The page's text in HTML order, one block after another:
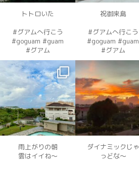
トトロいた
#グアムへ行こう
#goguam #guam
#グアム
祝御来島
#グアムへ行こう
#goguam #guam
#グアム
dahawaii
12月 3
雨上がりの朝
雲はイイね〜
dahawaii
12月 3
ダイナミックじゃ
っどな〜